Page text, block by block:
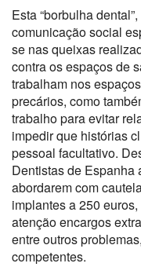
Esta “borbulha
comunicação social
se nas queixas
contra os espaços de
trabalham nos
precários, como
trabalho para evitar
impedir que histórias
pessoal facultativo.
Dentistas de Espanha
abordarem com
implantes a 250
atenção encargos
entre outros
competentes.